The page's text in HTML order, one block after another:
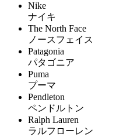
Nike
ナイキ
The North Face
ノースフェイス
Patagonia
パタゴニア
Puma
プーマ
Pendleton
ペンドルトン
Ralph Lauren
ラルフローレン